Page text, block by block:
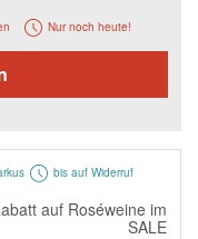
Nur noch heute!
bis auf Widerruf
auf Roséweine im
SALE